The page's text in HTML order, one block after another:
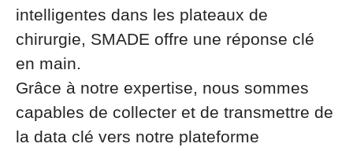
intelligentes dans les plateaux de
chirurgie, SMADE offre une réponse clé
en main.
Grâce à notre expertise, nous sommes
capables de collecter et de transmettre de
la data clé vers notre plateforme